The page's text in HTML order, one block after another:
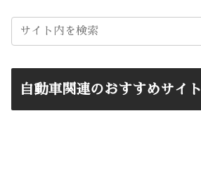
自動車関連のおすすめサイト